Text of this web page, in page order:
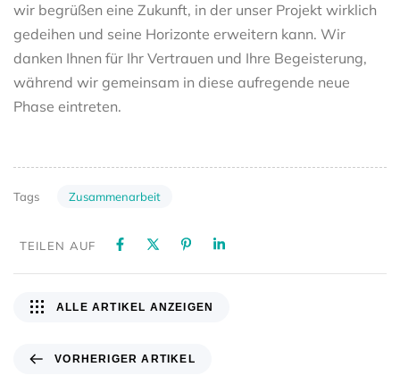
wir begrüßen eine Zukunft, in der unser Projekt wirklich
gedeihen und seine Horizonte erweitern kann. Wir
danken Ihnen für Ihr Vertrauen und Ihre Begeisterung,
während wir gemeinsam in diese aufregende neue
Phase eintreten.
Tags Zusammenarbeit
TEILEN AUF
VORHERIGER ARTIKEL
ALLE ARTIKEL ANZEIGEN